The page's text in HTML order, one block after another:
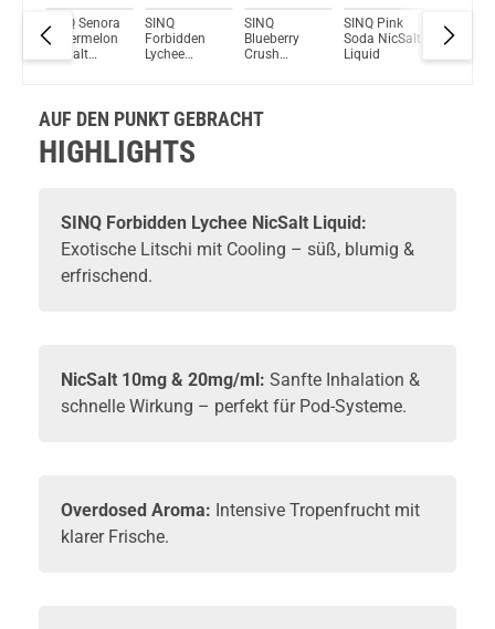
SINQ Senora
Watermelon
NicSalt
SINQ
Forbidden
Lychee
SINQ
Blueberry
Crush
SINQ Pink
Soda NicSalt
Liquid
SINQ
Cherry
AUF DEN PUNKT GEBRACHT
HIGHLIGHTS
SINQ Forbidden Lychee NicSalt Liquid:
Exotische Litschi mit Cooling – süß, blumig &
erfrischend.
NicSalt 10mg & 20mg/ml: Sanfte Inhalation &
schnelle Wirkung – perfekt für Pod-Systeme.
Overdosed Aroma: Intensive Tropenfrucht mit
klarer Frische.